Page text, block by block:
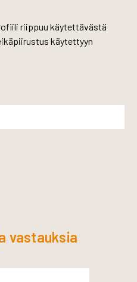
riippuu käytettävästä
käytettyyn
vastauksia